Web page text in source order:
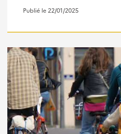
Publié le 22/01/2025